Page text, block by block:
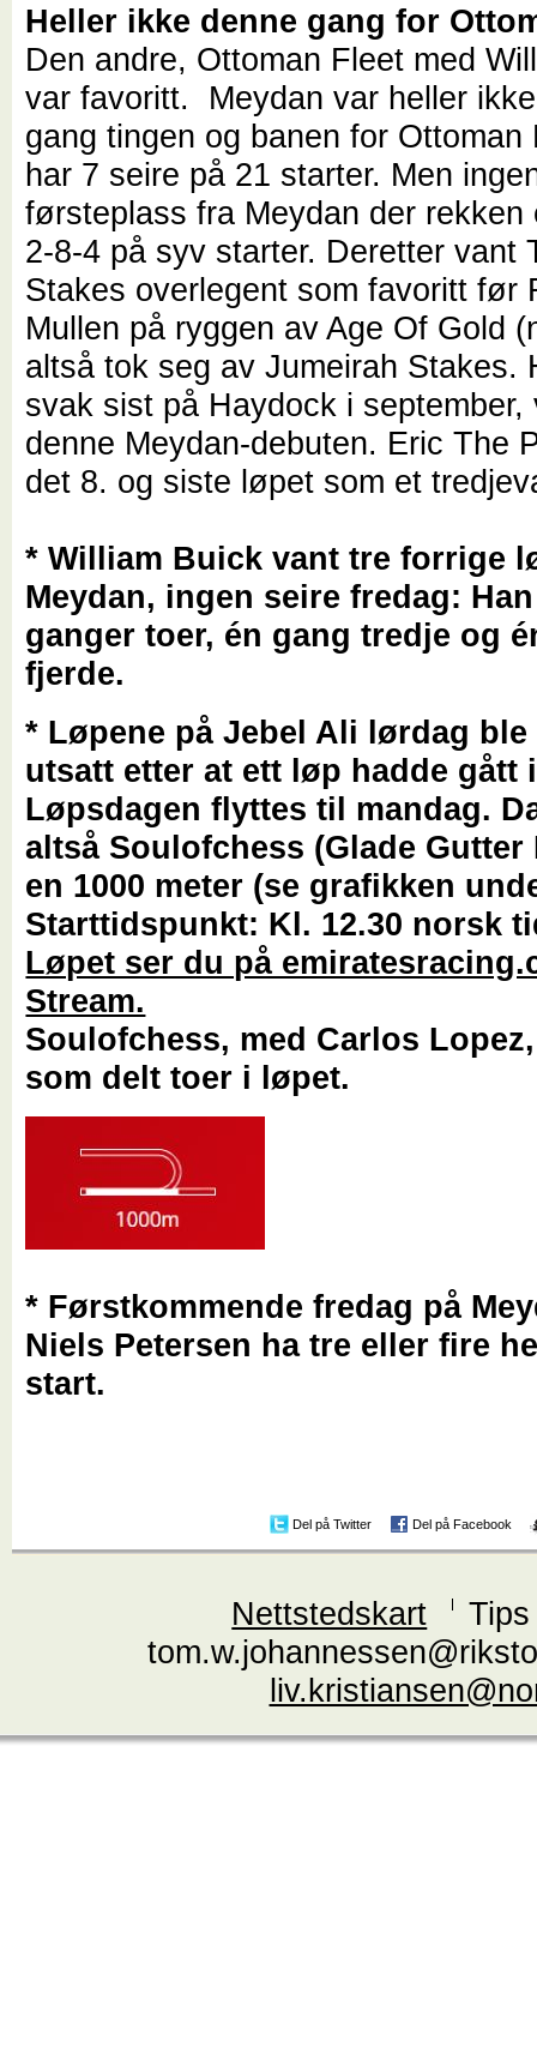
Heller ikke denne gang for
Den andre, Ottoman Fleet med
var favoritt. Meydan var heller
gang tingen og banen for Ottoman
har 7 seire på 21 starter. Men
førsteplass fra Meydan der rekken
2-8-4 på syv starter. Deretter vant
Stakes overlegent som favoritt før
Mullen på ryggen av Age Of Gold
altså tok seg av Jumeirah Stakes.
svak sist på Haydock i september,
denne Meydan-debuten. Eric The
det 8. og siste løpet som et
* William Buick vant tre forrige
Meydan, ingen seire fredag:
ganger toer, én gang tredje og
fjerde.
* Løpene på Jebel Ali lørdag
utsatt etter at ett løp hadde gått
Løpsdagen flyttes til mandag.
altså Soulofchess (Glade Gutter
en 1000 meter (se grafikken
Starttidspunkt: Kl. 12.30 norsk
Løpet ser du på
Stream.
Soulofchess, med Carlos
som delt toer i løpet.
* Førstkommende fredag på
Niels Petersen ha tre eller fire
start.
Del på Twitter Del på Facebook
Nettstedskart